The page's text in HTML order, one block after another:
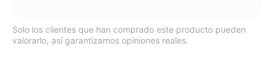
Solo los clientes que han comprado este producto pueden
valorarlo, así garantizamos opiniones reales.